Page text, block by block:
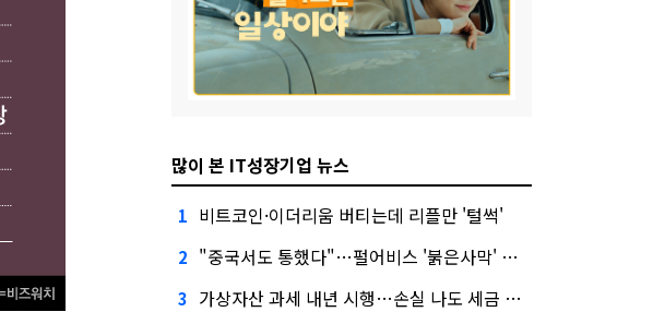
많이 본 IT성장기업 뉴스
1 비트코인·이더리움 버티는데 리플만 '털썩'
2 "중국서도 통했다"…펄어비스 '붉은사막' 최고 게임상
3 가상자산 과세 내년 시행…손실 나도 세금 낸다고?